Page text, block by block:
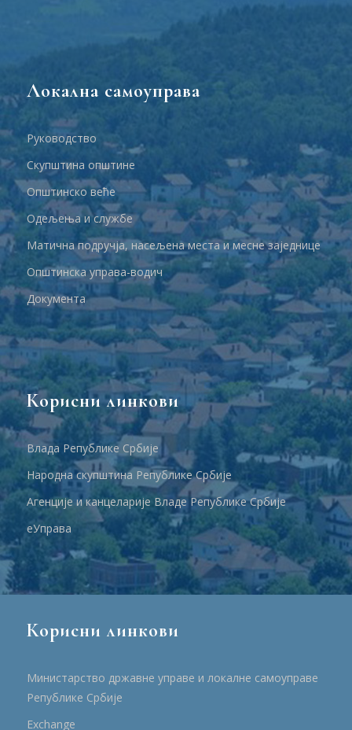
Локална самоуправа
Руководство
Скупштина општине
Општинско веће
Одељења и службе
Матична подручја, насељена места и месне заједнице
Општинска управа-водич
Документа
Корисни линкови
Влада Републике Србије
Народна скупштина Републике Србије
Агенције и канцеларије Владе Републике Србије
еУправа
Корисни линкови
Министарство државне управе и локалне самоуправе
Републике Србије
Еxchange